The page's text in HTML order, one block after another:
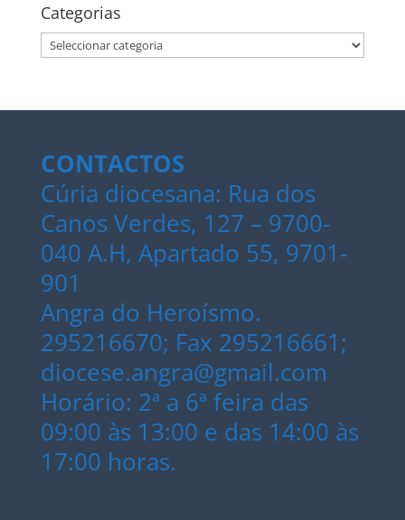
Categorias
Categorias
CONTACTOS
Cúria diocesana: Rua dos
Canos Verdes, 127 – 9700-
040 A.H, Apartado 55, 9701-
901
Angra do Heroísmo.
295216670; Fax 295216661;
diocese.angra@gmail.com
Horário: 2ª a 6ª feira das
09:00 às 13:00 e das 14:00 às
17:00 horas.